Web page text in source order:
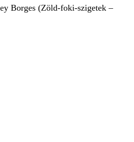
Borges (Zöld-foki-szigetek –